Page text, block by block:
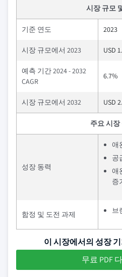
시장 규모
기준 연도 2023
시장 규모에서 2023 USD
예측 기간 2024 - 2032
CAGR
6.7%
시장 규모에서 2032 USD
주요 시장
성장 동력
애
공
애
증
함정 및 도전 과제 브
이 시장에서의 성장
무료 PDF